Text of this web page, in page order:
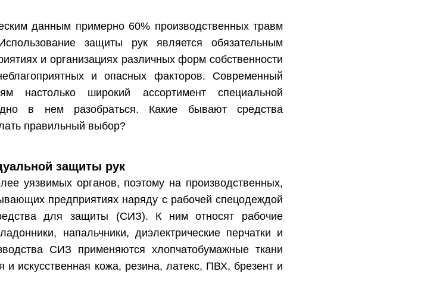
данным примерно 60% производственных травм
защиты рук является обязательным
и организациях различных форм собственности
и опасных факторов. Современный
настолько широкий ассортимент специальной
в нем разобраться. Какие бывают средства
правильный выбор?
защиты рук
уязвимых органов, поэтому на производственных,
предприятиях наряду с рабочей спецодеждой
для защиты (СИЗ). К ним относят рабочие
напальчники, диэлектрические перчатки и
СИЗ применяются хлопчатобумажные ткани
и искусственная кожа, резина, латекс, ПВХ, брезент и